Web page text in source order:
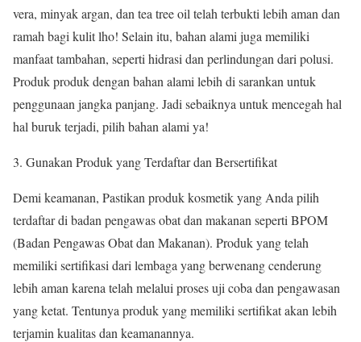
vera, minyak argan, dan tea tree oil telah terbukti lebih aman dan
ramah bagi kulit lho! Selain itu, bahan alami juga memiliki
manfaat tambahan, seperti hidrasi dan perlindungan dari polusi.
Produk produk dengan bahan alami lebih di sarankan untuk
penggunaan jangka panjang. Jadi sebaiknya untuk mencegah hal
hal buruk terjadi, pilih bahan alami ya!
Gunakan Produk yang Terdaftar dan Bersertifikat
Demi keamanan, Pastikan produk kosmetik yang Anda pilih
terdaftar di badan pengawas obat dan makanan seperti BPOM
(Badan Pengawas Obat dan Makanan). Produk yang telah
memiliki sertifikasi dari lembaga yang berwenang cenderung
lebih aman karena telah melalui proses uji coba dan pengawasan
yang ketat. Tentunya produk yang memiliki sertifikat akan lebih
terjamin kualitas dan keamanannya.